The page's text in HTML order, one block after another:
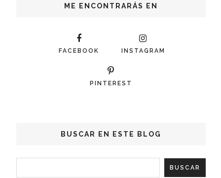
ME ENCONTRARÁS EN
FACEBOOK INSTAGRAM
PINTEREST
BUSCAR EN ESTE BLOG